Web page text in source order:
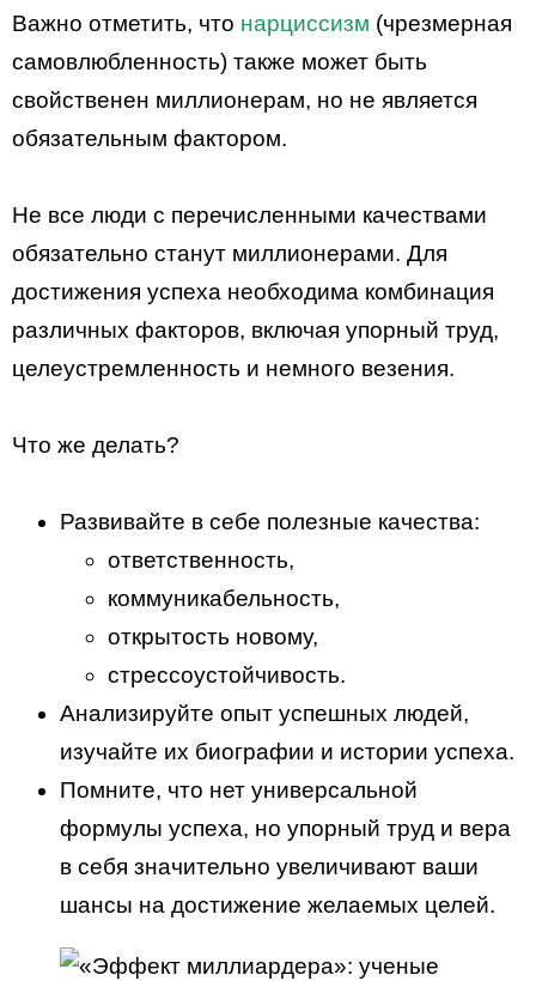
Важно отметить, что нарциссизм (чрезмерная
самовлюбленность) также может быть
свойственен миллионерам, но не является
обязательным фактором.
Не все люди с перечисленными качествами
обязательно станут миллионерами. Для
достижения успеха необходима комбинация
различных факторов, включая упорный труд,
целеустремленность и немного везения.
Что же делать?
Развивайте в себе полезные качества:
ответственность,
коммуникабельность,
открытость новому,
стрессоустойчивость.
Анализируйте опыт успешных людей,
изучайте их биографии и истории успеха.
Помните, что нет универсальной
формулы успеха, но упорный труд и вера
в себя значительно увеличивают ваши
шансы на достижение желаемых целей.